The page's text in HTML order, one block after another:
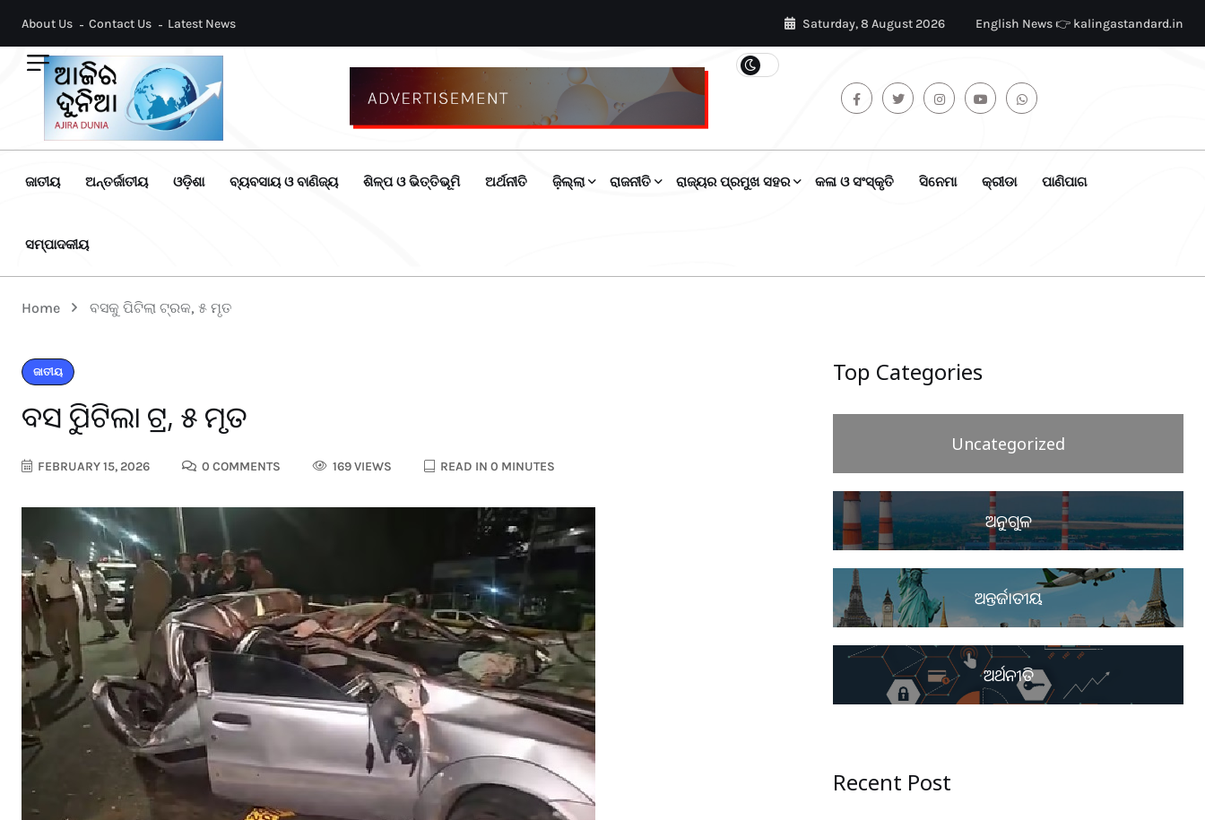
About Us Contact Us Latest News Saturday, 8 August 2026 English News 👉 kalingastandard.in
ଜାତୀୟ ଅନ୍ତର୍ଜାତୀୟ ଓଡ଼ିଶା ବ୍ୟବସାୟ ଓ ବାଣିଜ୍ୟ ଶିଳ୍ପ ଓ ଭିତ୍ତିଭୂମି ଅର୍ଥନୀତି ଜ଼ିଲ୍ଲା ରାଜନୀତି ରାଜ୍ୟର ପ୍ରମୁଖ ସହର କଳା ଓ ସଂସ୍କୃତି ସିନେମା କ୍ରୀଡା ପାଣିପାଗ
ସମ୍ପାଦକୀୟ
Home ବସକୁ ପିଟିଲା ଟ୍ରକ, ୫ ମୃତ
ଜାତୀୟ
ବସକୁ ପିଟିଲା ଟ୍ରକ, ୫ ମୃତ
FEBRUARY 15, 2026 0 COMMENTS 169 VIEWS READ IN 0 MINUTES
Top Categories
Uncategorized
ଅନୁଗୁଳ
ଅନ୍ତର୍ଜାତୀୟ
ଅର୍ଥନୀତି
Recent Post